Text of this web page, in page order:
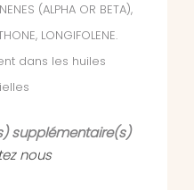
(ALPHA OR BETA),
LONGIFOLENE.
dans les huiles
supplémentaire(s)
nous